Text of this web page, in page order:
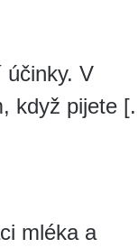
účinky. V
když pijete [.
mléka a